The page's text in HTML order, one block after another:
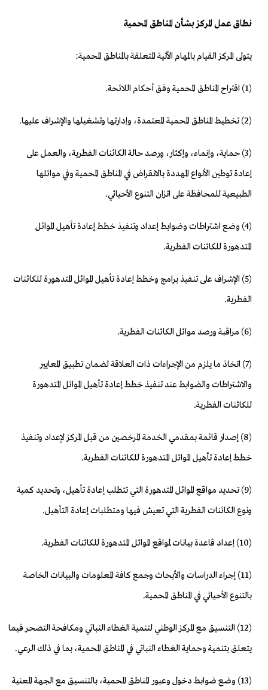
نطاق عمل المركز بشأن المناطق المحمية
يتولى المركز القيام بالمهام الآتية المتعلقة بالمناطق المحمية:
(1) اقتراح المناطق المحمية وفق أحكام اللائحة.
(2) تخطيط المناطق المحمية المعتمدة، وإدارتها وتشغيلها والإشراف عليها.
(3) حماية، وإنماء، وإكثار، ورصد حالة الكائنات الفطرية، والعمل على
إعادة توطين الأنواع المهددة بالانقراض في المناطق المحمية وفي موائلها
الطبيعية للمحافظة على اتزان التنوع الأحيائي.
(4) وضع اشتراطات وضوابط إعداد وتنفيذ خطط إعادة تأهيل الموائل
المتدهورة للكائنات الفطرية.
(5) الإشراف على تنفيذ برامج وخطط إعادة تأهيل الموائل المتدهورة للكائنات
الفطرية.
(6) مراقبة ورصد موائل الكائنات الفطرية.
(7) اتخاذ ما يلزم من الإجراءات ذات العلاقة لضمان تطبيق المعايير
والاشتراطات والضوابط عند تنفيذ خطط إعادة تأهيل الموائل المتدهورة
للكائنات الفطرية.
(8) إصدار قائمة بمقدمي الخدمة المرخصين من قبل المركز لإعداد وتنفيذ
خطط إعادة تأهيل الموائل المتدهورة للكائنات الفطرية.
(9) تحديد مواقع الموائل المتدهورة التي تتطلب إعادة تأهيل، وتحديد كمية
ونوع الكائنات الفطرية التي تعيش فيها ومتطلبات إعادة التأهيل.
(10) إعداد قاعدة بيانات لمواقع الموائل المتدهورة للكائنات الفطرية.
(11) إجراء الدراسات والأبحاث وجمع كافة المعلومات والبيانات الخاصة
بالتنوع الأحيائي في المناطق المحمية.
(12) التنسيق مع المركز الوطني لتنمية الغطاء النباتي ومكافحة التصحر فيما
يتعلق بتنمية وحماية الغطاء النباتي في المناطق المحمية، بما في ذلك الرعي.
(13) وضع ضوابط دخول وعبور المناطق المحمية، بالتنسيق مع الجهة المعنية